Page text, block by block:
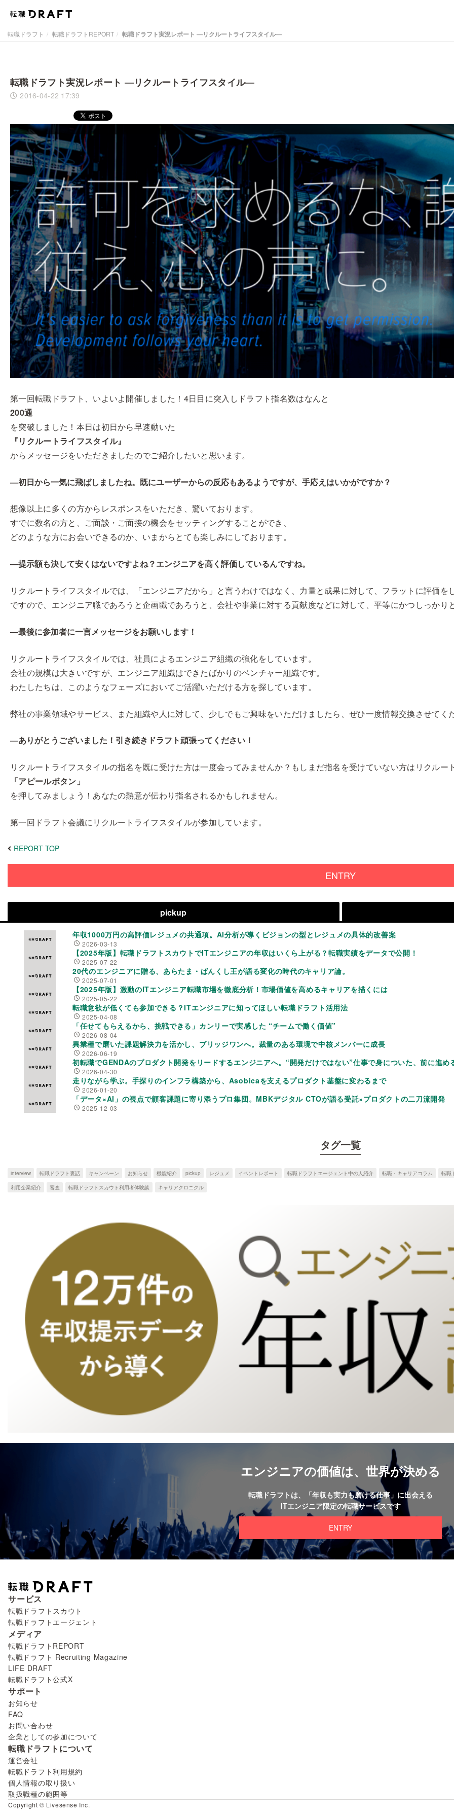
転職ドラフト 転職ドラフトREPORT 転職ドラフト実況レポート ―リクルートライフスタイル―
転職ドラフト実況レポート ―リクルートライフスタイル―
2016-04-22 17:39
第一回転職ドラフト、いよいよ開催しました！4日目に突入しドラフト指名数はなんと
200通
を突破しました！本日は初日から早速動いた
『リクルートライフスタイル』
からメッセージをいただきましたのでご紹介したいと思います。
―初日から一気に飛ばしましたね。既にユーザーからの反応もあるようですが、手応えはいかがですか？
想像以上に多くの方からレスポンスをいただき、驚いております。
すでに数名の方と、ご面談・ご面接の機会をセッティングすることができ、
どのような方にお会いできるのか、いまからとても楽しみにしております。
―提示額も決して安くはないですよね？エンジニアを高く評価しているんですね。
リクルートライフスタイルでは、「エンジニアだから」と言うわけではなく、力量と成果に対して、フラットに評価を
ですので、エンジニア職であろうと企画職であろうと、会社や事業に対する貢献度などに対して、平等にかつしっかり
―最後に参加者に一言メッセージをお願いします！
リクルートライフスタイルでは、社員によるエンジニア組織の強化をしています。
会社の規模は大きいですが、エンジニア組織はできたばかりのベンチャー組織です。
わたしたちは、このようなフェーズにおいてご活躍いただける方を探しています。
弊社の事業領域やサービス、また組織や人に対して、少しでもご興味をいただけましたら、ぜひ一度情報交換させてく
―ありがとうございました！引き続きドラフト頑張ってください！
リクルートライフスタイルの指名を既に受けた方は一度会ってみませんか？もしまだ指名を受けていない方はリクルー
「アピールボタン」
を押してみましょう！あなたの熱意が伝わり指名されるかもしれません。
第一回ドラフト会議にリクルートライフスタイルが参加しています。
REPORT TOP
ENTRY
pickup
年収1000万円の高評価レジュメの共通項。AI分析が導くビジョンの型とレジュメの具体的改善案
2026-03-13
【2025年版】転職ドラフトスカウトでITエンジニアの年収はいくら上がる？転職実績をデータで公開！
2025-07-22
20代のエンジニアに贈る、あらたま・ばんくし王が語る変化の時代のキャリア論。
2025-07-01
【2025年版】激動のITエンジニア転職市場を徹底分析！市場価値を高めるキャリアを描くには
2025-05-22
転職意欲が低くても参加できる？ITエンジニアに知ってほしい転職ドラフト活用法
2025-04-08
「任せてもらえるから、挑戦できる」カンリーで実感した “チームで働く価値”
2026-08-04
異業種で磨いた課題解決力を活かし、ブリッジワンへ。裁量のある環境で中核メンバーに成長
2026-06-19
初転職でGENDAのプロダクト開発をリードするエンジニアへ。“開発だけではない”仕事で身についた、前に進め
2026-04-30
走りながら学ぶ。手探りのインフラ構築から、Asobicaを支えるプロダクト基盤に変わるまで
2026-01-20
「データ×AI」の視点で顧客課題に寄り添うプロ集団。MBKデジタル CTOが語る受託×プロダクトの二刀流開発
2025-12-03
タグ一覧
interview 転職ドラフト裏話 キャンペーン お知らせ 機能紹介 pickup レジュメ イベントレポート 転職ドラフトエージェント中の人紹介 転職・キャリアコラム 転職
利用企業紹介
審査 転職ドラフトスカウト利用者体験談 キャリアクロニクル
エンジニアの価値は、 世界が決める
転職ドラフトは、
「年収も実力も磨ける仕事」に出会える
ITエンジニア限定の転職サービスです
ENTRY
サービス
転職ドラフトスカウト
転職ドラフトエージェント
メディア
転職ドラフトREPORT
転職ドラフト Recruiting Magazine
LIFE DRAFT
転職ドラフト公式X
サポート
お知らせ
FAQ
お問い合わせ
企業としての参加について
転職ドラフトについて
運営会社
転職ドラフト利用規約
個人情報の取り扱い
取扱職種の範囲等
Copyright © Livesense Inc.